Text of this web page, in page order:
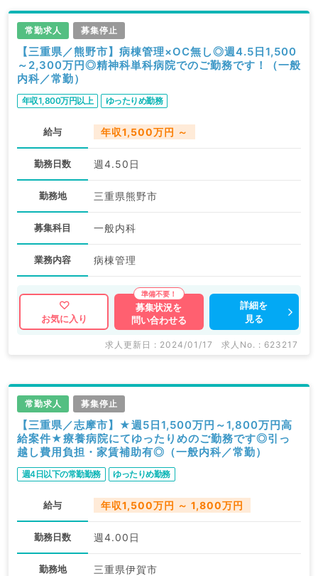
常勤求人 募集停止
【三重県／熊野市】病棟管理×OC無し◎週4.5日1,500
～2,300万円◎精神科単科病院でのご勤務です！（一般
内科／常勤）
年収1,800万円以上 ゆったりめ勤務
給与 年収1,500万円 ～
勤務日数 週4.50日
勤務地 三重県熊野市
募集科目 一般内科
業務内容 病棟管理
お気に入り
募集状況を
問い合わせる
詳細を
見る
求人更新日 : 2024/01/17 求人No. : 623217
常勤求人 募集停止
【三重県／志摩市】★週5日1,500万円～1,800万円高
給案件★療養病院にてゆったりめのご勤務です◎引っ
越し費用負担・家賃補助有◎（一般内科／常勤）
週4日以下の常勤勤務 ゆったりめ勤務
給与 年収1,500万円 ～ 1,800万円
勤務日数 週4.00日
勤務地 三重県伊賀市